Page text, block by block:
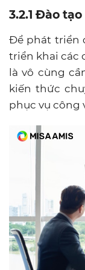
3.2.1 Đào tạo
Để phát triển
triển khai các
là vô cùng
kiến thức
phục vụ công